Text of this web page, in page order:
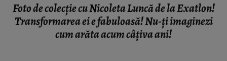
Foto de colecţie cu Nicoleta Luncă de la Exatlon!
Transformarea ei e fabuloasă! Nu-ţi imaginezi
cum arăta acum câţiva ani!